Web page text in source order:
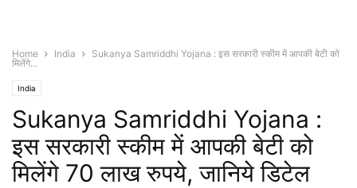
Home India
Sukanya Samriddhi Yojana : इस सरकारी स्कीम में आपकी बेटी को
मिलेंगे...
India
Sukanya Samriddhi Yojana :
इस सरकारी स्कीम में आपकी बेटी को
मिलेंगे 70 लाख रुपये, जानिये डिटेल